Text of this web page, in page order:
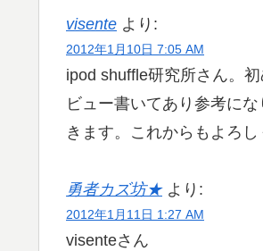
visente より:
2012年1月10日 7:05 AM
ipod shuffle研究所さん。
ビュー書いてあり参考に
きます。これからもよろし
勇者カズ坊★ より:
2012年1月11日 1:27 AM
visenteさん